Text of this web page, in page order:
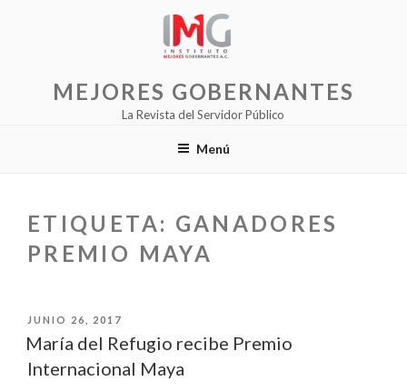
MEJORES GOBERNANTES
La Revista del Servidor Público
Menú
ETIQUETA: GANADORES
PREMIO MAYA
PUBLICADO
JUNIO 26, 2017
María del Refugio recibe Premio
Internacional Maya